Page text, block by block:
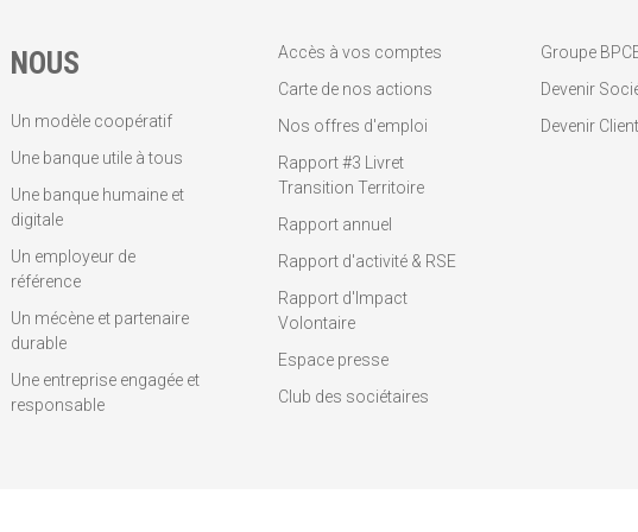
NOUS
Un modèle coopératif
Une banque utile à tous
Une banque humaine et
digitale
Un employeur de
référence
Un mécène et partenaire
durable
Une entreprise engagée et
responsable
Accès à vos comptes
Carte de nos actions
Nos offres d'emploi
Rapport #3 Livret
Transition Territoire
Rapport annuel
Rapport d'activité & RSE
Rapport d'Impact
Volontaire
Espace presse
Club des sociétaires
Groupe
Devenir
Devenir Client